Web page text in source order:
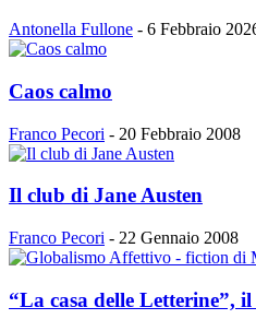
Antonella Fullone - 6 Febbraio
Caos calmo
Franco Pecori - 20 Febbraio 2008
Il club di Jane Austen
Franco Pecori - 22 Gennaio 2008
“La casa delle Letterine”,